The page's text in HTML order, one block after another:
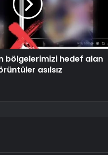
bölgelerimizi hedef alan
asılsız